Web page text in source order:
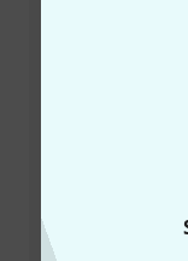
A nossa equipa
ajudar com
Ter número
verão da